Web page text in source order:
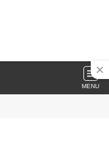
MENU